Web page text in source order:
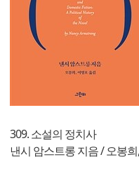
309. 소설의 정치사
낸시 암스트롱 지음 / 오봉